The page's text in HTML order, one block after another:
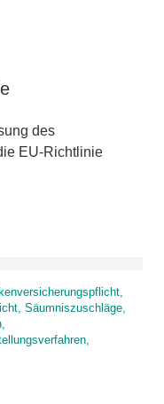
des
EU-Richtlinie
Säumniszuschläge,